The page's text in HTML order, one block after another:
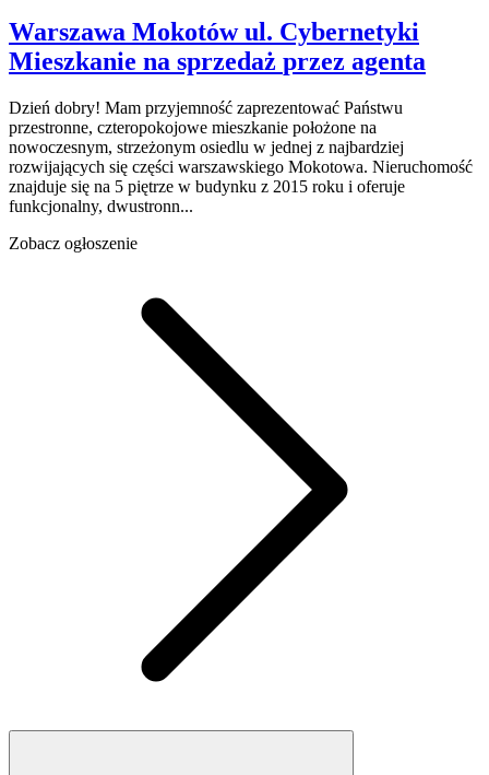
Warszawa Mokotów ul. Cybernetyki
Mieszkanie na sprzedaż przez agenta
Dzień dobry! Mam przyjemność zaprezentować Państwu
przestronne, czteropokojowe mieszkanie położone na
nowoczesnym, strzeżonym osiedlu w jednej z najbardziej
rozwijających się części warszawskiego Mokotowa. Nieruchomość
znajduje się na 5 piętrze w budynku z 2015 roku i oferuje
funkcjonalny, dwustronn...
Zobacz ogłoszenie